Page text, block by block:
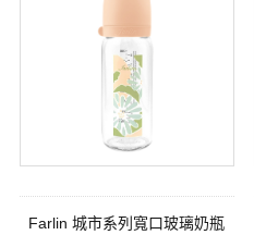
Farlin 城市系列寬口玻璃奶瓶